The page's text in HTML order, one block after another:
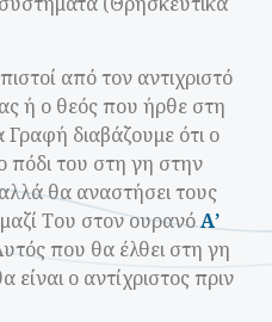
από τον αντιχριστό
ή ο θεός που ήρθε στη
διαβάζουμε ότι ο
πόδι του στη γη στην
θα αναστήσει τους
Του στον ουρανόΑ’
που θα έλθει στη γη
είναι ο αντίχριστος πριν